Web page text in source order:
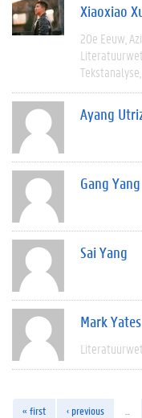
Xiaoxiao
20e Eeuw
Tekstanalyse
Ayang
Gang Yang
Sai Yang
Mark Yates
« first ‹ previous